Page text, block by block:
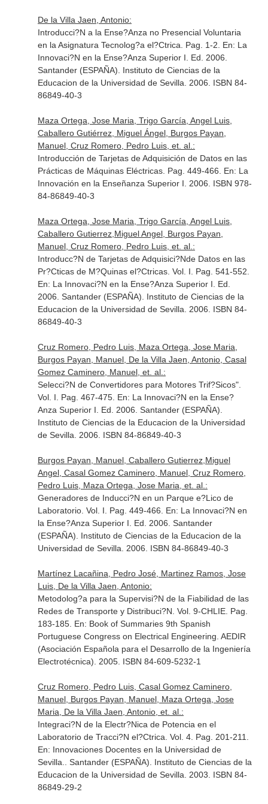
De la Villa Jaen, Antonio:
Introducci?N a la Ense?Anza no Presencial Voluntaria
en la Asignatura Tecnolog?a el?Ctrica. Pag. 1-2. En: La
Innovaci?N en la Ense?Anza Superior I . Ed. 2006.
Santander (ESPAÑA). Instituto de Ciencias de la
Educacion de la Universidad de Sevilla. 2006. ISBN 84-
86849-40-3
Maza Ortega, Jose Maria, Trigo García, Angel Luis,
Caballero Gutiérrez, Miguel Ángel, Burgos Payan,
Manuel, Cruz Romero, Pedro Luis, et. al.:
Introducción de Tarjetas de Adquisición de Datos en las
Prácticas de Máquinas Eléctricas. Pag. 449-466. En: La
Innovación en la Enseñanza Superior I . 2006. ISBN 978-
84-86849-40-3
Maza Ortega, Jose Maria, Trigo García, Angel Luis,
Caballero Gutierrez,Miguel Angel, Burgos Payan,
Manuel, Cruz Romero, Pedro Luis, et. al.:
Introducc?N de Tarjetas de Adquisici?Nde Datos en las
Pr?Cticas de M?Quinas el?Ctricas. Vol. I. Pag. 541-552.
En: La Innovaci?N en la Ense?Anza Superior I . Ed.
2006. Santander (ESPAÑA). Instituto de Ciencias de la
Educacion de la Universidad de Sevilla. 2006. ISBN 84-
86849-40-3
Cruz Romero, Pedro Luis, Maza Ortega, Jose Maria,
Burgos Payan, Manuel, De la Villa Jaen, Antonio, Casal
Gomez Caminero, Manuel, et. al.:
Selecci?N de Convertidores para Motores Trif?Sicos".
Vol. I. Pag. 467-475. En: La Innovaci?N en la Ense?
Anza Superior I . Ed. 2006. Santander (ESPAÑA).
Instituto de Ciencias de la Educacion de la Universidad
de Sevilla. 2006. ISBN 84-86849-40-3
Burgos Payan, Manuel, Caballero Gutierrez,Miguel
Angel, Casal Gomez Caminero, Manuel, Cruz Romero,
Pedro Luis, Maza Ortega, Jose Maria, et. al.:
Generadores de Inducci?N en un Parque e?Lico de
Laboratorio. Vol. I. Pag. 449-466. En: La Innovaci?N en
la Ense?Anza Superior I . Ed. 2006. Santander
(ESPAÑA). Instituto de Ciencias de la Educacion de la
Universidad de Sevilla. 2006. ISBN 84-86849-40-3
Martínez Lacañina, Pedro José, Martinez Ramos, Jose
Luis, De la Villa Jaen, Antonio:
Metodolog?a para la Supervisi?N de la Fiabilidad de las
Redes de Transporte y Distribuci?N. Vol. 9-CHLIE. Pag.
183-185. En: Book of Summaries 9th Spanish
Portuguese Congress on Electrical Engineering . AEDIR
(Asociación Española para el Desarrollo de la Ingeniería
Electrotécnica). 2005. ISBN 84-609-5232-1
Cruz Romero, Pedro Luis, Casal Gomez Caminero,
Manuel, Burgos Payan, Manuel, Maza Ortega, Jose
Maria, De la Villa Jaen, Antonio, et. al.:
Integraci?N de la Electr?Nica de Potencia en el
Laboratorio de Tracci?N el?Ctrica. Vol. 4. Pag. 201-211.
En: Innovaciones Docentes en la Universidad de
Sevilla.
. Santander (ESPAÑA). Instituto de Ciencias de la
Educacion de la Universidad de Sevilla. 2003. ISBN 84-
86849-29-2